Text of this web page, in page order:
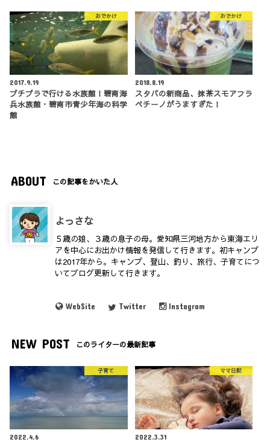
おでかけ
2017.9.19
プチプラで行ける水族館！碧南海
兵水族館・碧南市青少年海の科学
館
おでかけ
2018.8.19
スタバの新商品、抹茶スモアフラ
ペチーノがうますぎた！
ABOUT この記事をかいた人
よっさな
５歳の娘、３歳の息子の母。愛知県三河地方から東海エリ
アを中心にお出かけ情報を発信して行きます。初キャンプ
は2017年から。キャンプ、登山、釣り、旅行、子育てにつ
いてブログ更新して行きます。
WebSite Twitter Instagram
NEW POST このライターの最新記事
子育て
2022.4.6
ママ日記
2022.3.31